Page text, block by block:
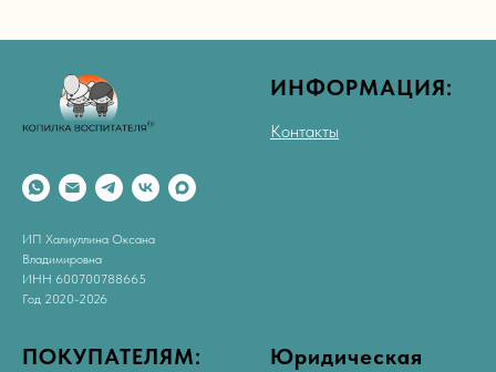
ИП Халиуллина Оксана
Владимировна
ИНН 600700788665
Год 2020-2026
ИНФОРМАЦИЯ:
Контакты
ПОКУПАТЕЛЯМ:
Юридическая